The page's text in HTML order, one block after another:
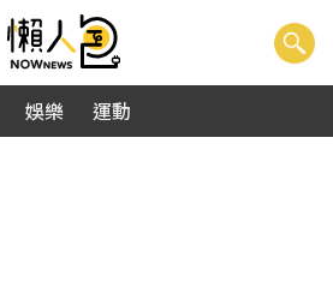
娛樂 運動